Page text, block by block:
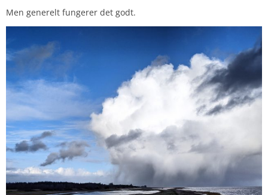
Men generelt fungerer det godt.